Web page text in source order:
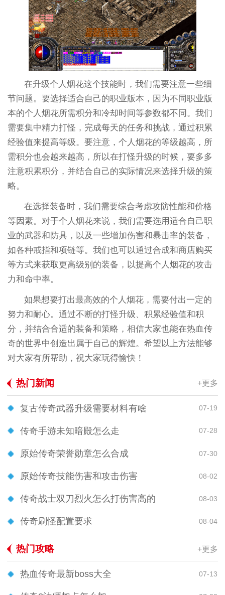
在升级个人烟花这个技能时，我们需要注意一些细
节问题。要选择适合自己的职业版本，因为不同职业版
本的个人烟花所需积分和冷却时间等参数都不同。我们
需要集中精力打怪，完成每天的任务和挑战，通过积累
经验值来提高等级。要注意，个人烟花的等级越高，所
需积分也会越来越高，所以在打怪升级的时候，要多多
注意积累积分，并结合自己的实际情况来选择升级的策
略。
在选择装备时，我们需要综合考虑攻防性能和价格
等因素。对于个人烟花来说，我们需要选用适合自己职
业的武器和防具，以及一些增加伤害和暴击率的装备，
如各种戒指和项链等。我们也可以通过合成和商店购买
等方式来获取更高级别的装备，以提高个人烟花的攻击
力和命中率。
如果想要打出最高效的个人烟花，需要付出一定的
努力和耐心。通过不断的打怪升级、积累经验值和积
分，并结合合适的装备和策略，相信大家也能在热血传
奇的世界中创造出属于自己的辉煌。希望以上方法能够
对大家有所帮助，祝大家玩得愉快！
热门新闻 +更多
复古传奇武器升级需要材料有啥 07-19
传奇手游未知暗殿怎么走 07-28
原始传奇荣誉勋章怎么合成 07-30
原始传奇技能伤害和攻击伤害 08-02
传奇战士双刀烈火怎么打伤害高的 08-03
传奇刷怪配置要求 08-04
热门攻略 +更多
热血传奇最新boss大全 07-13